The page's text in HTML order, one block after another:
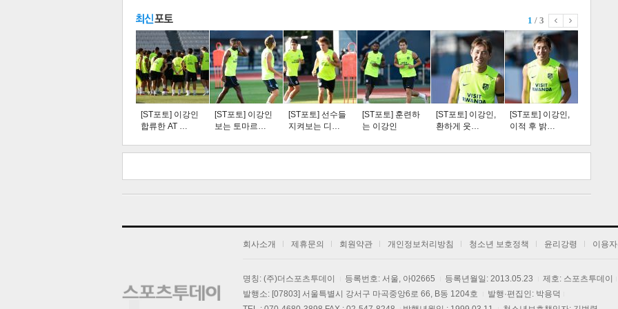
스북 터 공 오톡 공유 버블 트 크 트 축 사 하기 보기
주요뉴스
탑뉴스
연예 스포츠 라이프
1 / 3
[ST포토] 이강인
합류한 AT …
[ST포토] 이강인
보는 토마르…
[ST포토] 선수들
지켜보는 디…
[ST포토] 훈련하
는 이강인
[ST포토] 이강인,
환하게 웃…
[ST포토] 이강인,
이적 후 밝…
회사소개 제휴문의 회원약관 개인정보처리방침 청소년 보호정책 윤리강령 이용
명칭: (주)더스포츠투데이 등록번호: 서울, 아02665 등록년월일: 2013.05.23
제호: 스포츠투데이
발행소: [07803] 서울특별시 강서구 마곡중앙6로 66, B동 1204호
발행·편집인: 박용덕